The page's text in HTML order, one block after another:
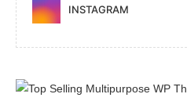
INSTAGRAM